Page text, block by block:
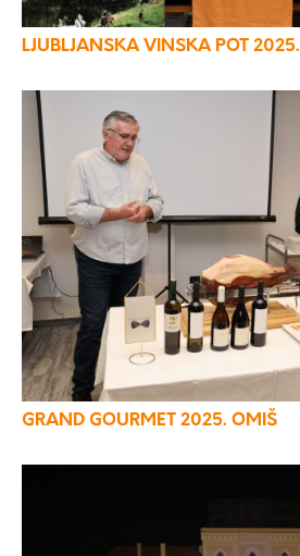
LJUBLJANSKA VINSKA POT 2025.
GRAND GOURMET 2025. OMIŠ